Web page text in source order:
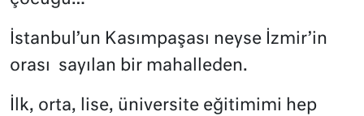
İstanbul’un Kasımpaşası neyse İzmir’in
orası
sayılan bir mahalleden.
İlk, orta, lise, üniversite eğitimimi hep